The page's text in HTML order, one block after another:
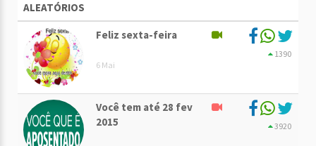
ALEATÓRIOS
Feliz sexta-feira
6 Mai
1390
Você tem até 28 fev
2015
3920